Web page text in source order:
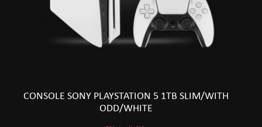
CONSOLE SONY PLAYSTATION 5 1TB SLIM/WITH
ODD/WHITE